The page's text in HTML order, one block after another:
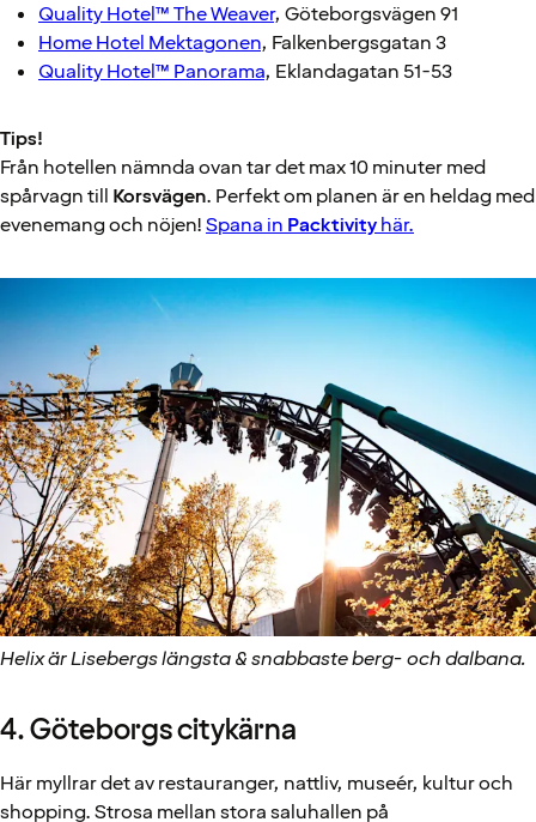
Quality Hotel™ The Weaver, Göteborgsvägen 91
Home Hotel Mektagonen, Falkenbergsgatan 3
Quality Hotel™ Panorama, Eklandagatan 51-53
Tips!
Från hotellen nämnda ovan tar det max 10 minuter med
spårvagn till Korsvägen. Perfekt om planen är en heldag med
evenemang och nöjen!Spana in Packtivityhär.
Helix är Lisebergs längsta & snabbaste berg- och dalbana.
4. Göteborgs citykärna
Här myllrar det av restauranger, nattliv, museér, kultur och
shopping. Strosa mellan stora saluhallen på